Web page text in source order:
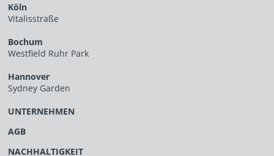
Köln
Vitalisstraße
Bochum
Westfield Ruhr Park
Hannover
Sydney Garden
UNTERNEHMEN
AGB
NACHHALTIGKEIT